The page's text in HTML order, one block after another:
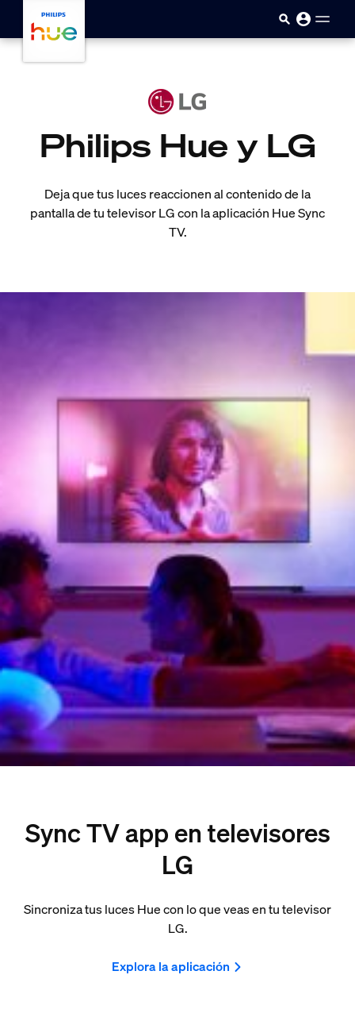
Philips Hue y LG
Deja que tus luces reaccionen al contenido de la
pantalla de tu televisor LG con la aplicación Hue Sync
TV.
Sync TV app en televisores
LG
Sincroniza tus luces Hue con lo que veas en tu televisor
LG.
Explora la aplicación